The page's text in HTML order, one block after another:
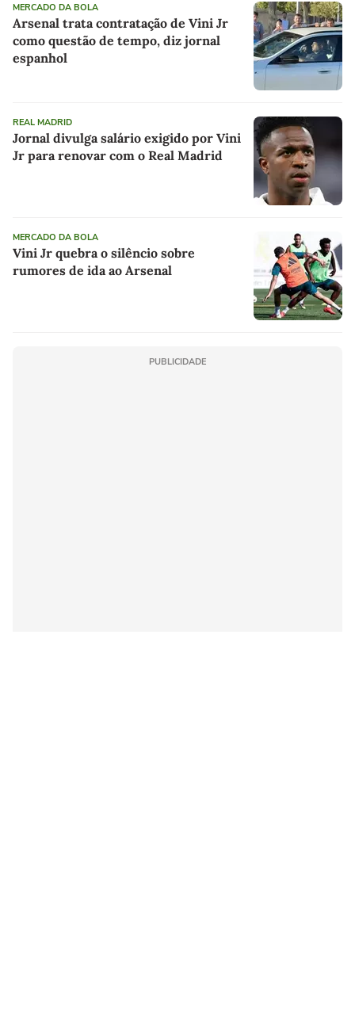
MERCADO DA BOLA
Arsenal trata contratação de Vini Jr
como questão de tempo, diz jornal
espanhol
REAL MADRID
Jornal divulga salário exigido por Vini
Jr para renovar com o Real Madrid
MERCADO DA BOLA
Vini Jr quebra o silêncio sobre
rumores de ida ao Arsenal
PUBLICIDADE